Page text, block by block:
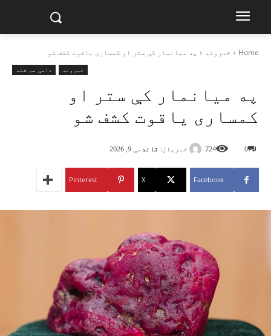
Home خبرونه په میانمار کې ستر او کمساری یاقوت کشف شو
خبرونه داسې هم شته
په میانمار کې ستر او
کمساری یاقوت کشف شو
خبریال: تاند مې 9, 2026 0
724
Facebook
X
Pinterest